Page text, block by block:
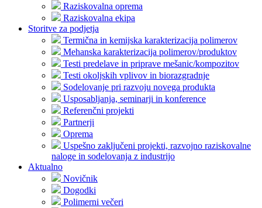
Raziskovalna oprema
Raziskovalna ekipa
Storitve za podjetja
Termična in kemijska karakterizacija polimerov
Mehanska karakterizacija polimerov/produktov
Testi predelave in priprave mešanic/kompozitov
Testi okoljskih vplivov in biorazgradnje
Sodelovanje pri razvoju novega produkta
Usposabljanja, seminarji in konference
Referenčni projekti
Partnerji
Oprema
Uspešno zaključeni projekti, razvojno raziskovalne
naloge in sodelovanja z industrijo
Aktualno
Novičnik
Dogodki
Polimerni večeri